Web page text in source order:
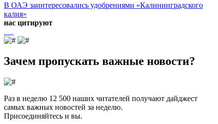
В ОАЭ заинтересовались удобрениями «Калининградского
калия»
нас цитируют
Зачем пропускать важные новости?
Раз в неделю 12 500 наших читателей получают дайджест
самых важных новостей за неделю.
Присоединяйтесь и вы.